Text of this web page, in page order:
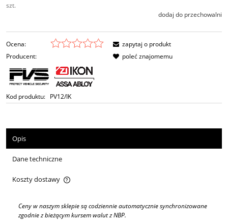
szt.
dodaj do przechowalni
Ocena:
Producent:
Kod produktu: PV12/IK
zapytaj o produkt
poleć znajomemu
Opis
Dane techniczne
Koszty dostawy
Cena nie zawiera ewentualnych kosztów płatności
Ceny w naszym sklepie są codziennie automatycznie synchronizowane
zgodnie z bieżącym kursem walut z NBP.